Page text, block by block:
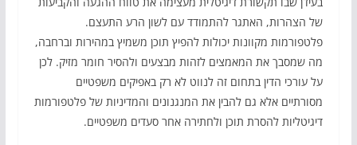
של הצהרות, האתגר להתמודד עם לשון הרע התעצם.
פלטפורמות מקוונות יכולות להפיץ תוכן משמיץ במהירות וברחבה,
מה שמסבך את המאמצים לזהות מבצעים ולהסיר חומר מזיק. לכן
על עורכי הדין בתחום זה לנווט לא רק באפיקים משפטיים
מסורתיים אלא גם להבין את המנגנונים והמדיניות של פלטפורמות
דיגיטליות להסרת תוכן ולחתירה אחר סעדים משפטיים.